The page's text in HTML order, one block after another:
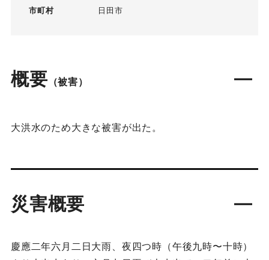
市町村 日田市
概要 （被害）
大洪水のため大きな被害が出た。
災害概要
慶應二年六月二日大雨、夜四つ時（午後九時〜十時）